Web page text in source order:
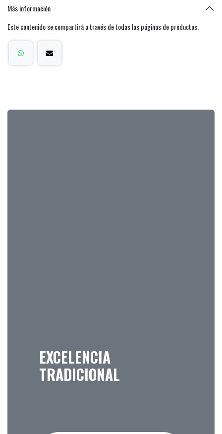
Más información
Este contenido se compartirá a través de todas las páginas de productos.
EXCELENCIA
TRADICIONAL